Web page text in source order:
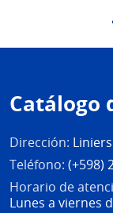
de
página
Catálogo
Dirección:
Teléfono: (+598)
Horario de
Lunes a viernes